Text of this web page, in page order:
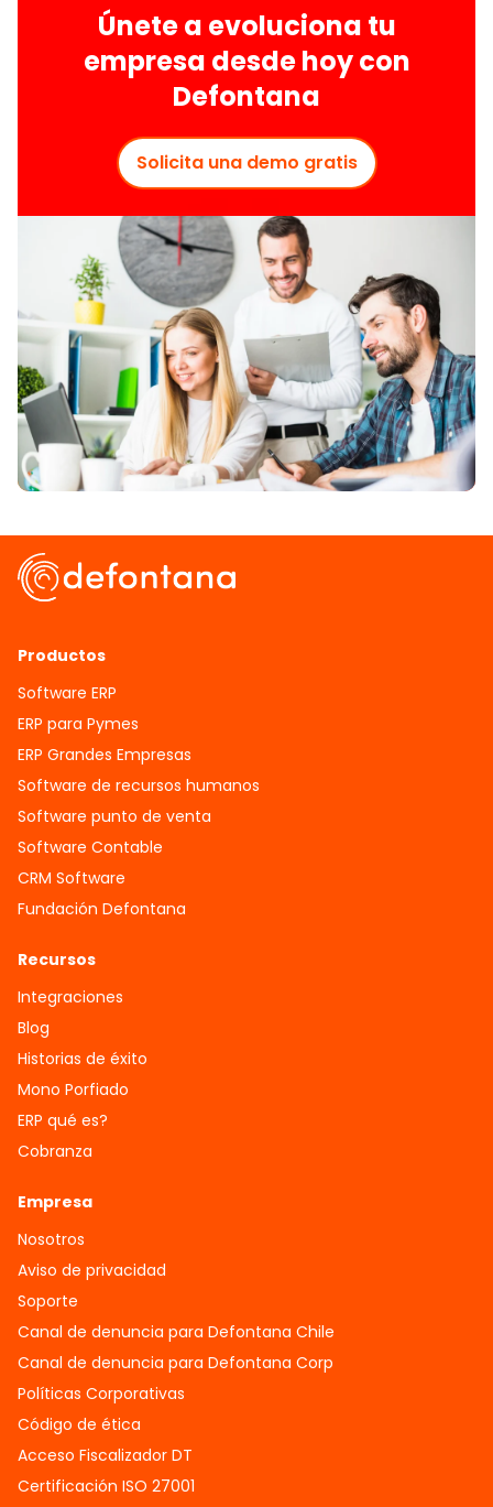
Únete a evoluciona tu
empresa desde hoy con
Defontana
Solicita una demo gratis
Productos
Software ERP
ERP para Pymes
ERP Grandes Empresas
Software de recursos humanos
Software punto de venta
Software Contable
CRM Software
Fundación Defontana
Recursos
Integraciones
Blog
Historias de éxito
Mono Porfiado
ERP qué es?
Cobranza
Empresa
Nosotros
Aviso de privacidad
Soporte
Canal de denuncia para Defontana Chile
Canal de denuncia para Defontana Corp
Políticas Corporativas
Código de ética
Acceso Fiscalizador DT
Certificación ISO 27001